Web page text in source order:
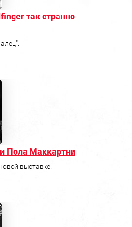
так странно
Пола Маккартни
выставке.